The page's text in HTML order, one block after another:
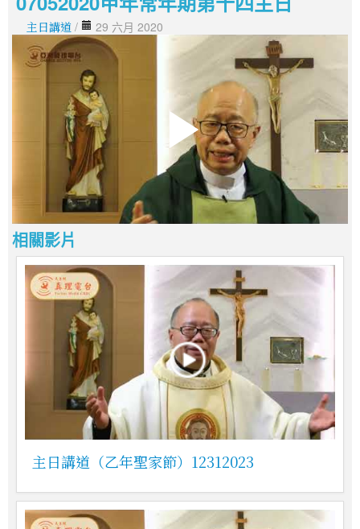
主日講道 / 29 六月 2020
相關影片
主日講道（乙年聖家節）12312023